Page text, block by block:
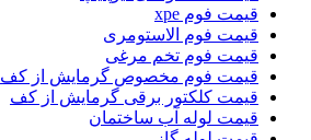
قیمت فوم xpe
قیمت فوم الاستومری
قیمت فوم تخم مرغی
قیمت فوم مخصوص گرمایش از کف
قیمت کلکتور برقی گرمایش از کف
قیمت لوله آب ساختمان